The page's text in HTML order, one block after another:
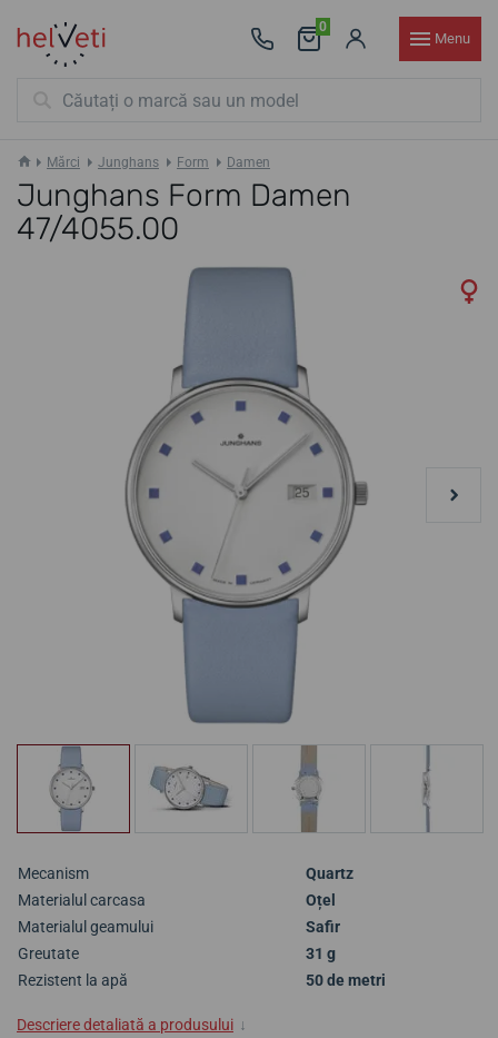
0
Menu
Mărci Junghans Form Damen
Junghans Form Damen
47/4055.00
Mecanism
Quartz
Materialul carcasa
Oțel
Materialul geamului
Safir
Greutate
31 g
Rezistent la apă
50 de metri
Descriere detaliată a produsului ↓